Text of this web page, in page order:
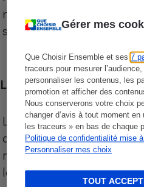
Gérer mes
Que Choisir Ensemble et ses7
traceurs pour mesurer
personnaliser les contenus, les
promotion et afficher des
Nous conserverons votre choix
changer d’avis à tout moment
les traceurs » en bas de chaque
Politique de confidentialité mise
Personnaliser mes choix
TOUT
niveau de prix des
sur le territoire français.
Les comparaisons de prix
Les comparaisons sont
des produits des
marques de distributeurs
leurs équivalents chez